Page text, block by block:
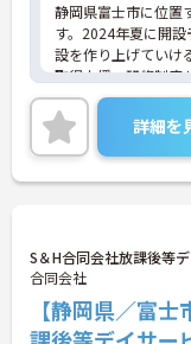
静岡県富士市に位置
す。2024年夏に開
設を作り上げていけ
取得支援・研修制度
方にもおすすめです
ベートとの両立もし
が可能なため、通勤
方はお気軽にお問い
詳細を
S＆H合同会社放課後等
合同会社
【静岡県／富